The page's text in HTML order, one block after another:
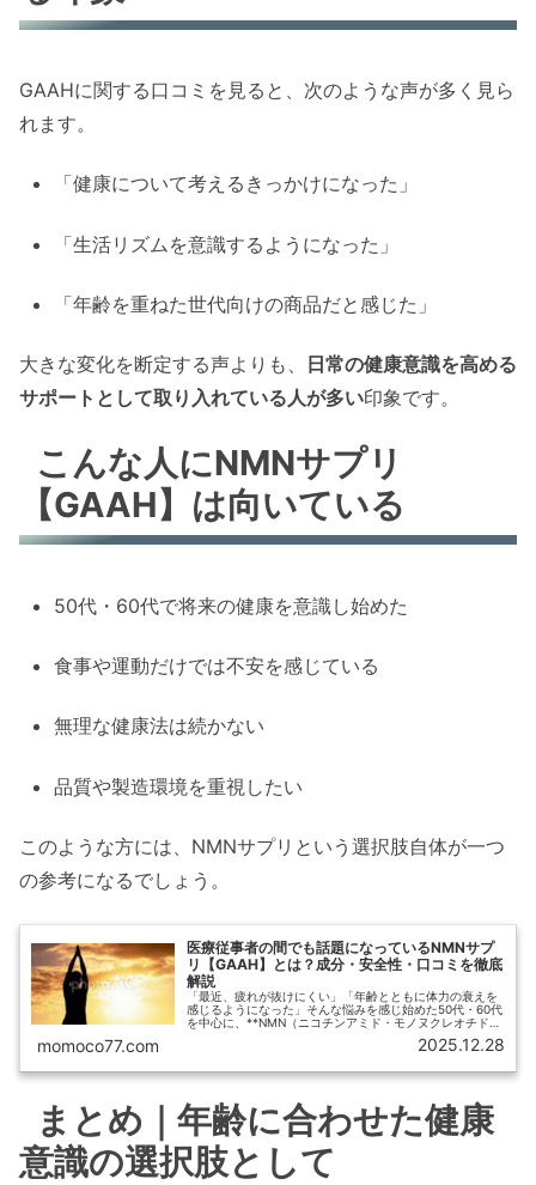
GAAHに関する口コミを見ると、次のような声が多く見ら
れます。
「健康について考えるきっかけになった」
「生活リズムを意識するようになった」
「年齢を重ねた世代向けの商品だと感じた」
大きな変化を断定する声よりも、
日常の健康意識を高める
サポートとして取り入れている人が多い印象です。
こんな人にNMNサプリ
【GAAH】は向いている
50代・60代で将来の健康を意識し始めた
食事や運動だけでは不安を感じている
無理な健康法は続かない
品質や製造環境を重視したい
このような方には、NMNサプリという選択肢自体が一つ
の参考になるでしょう。
医療従事者の間でも話題になっているNMNサプ
リ【GAAH】とは？成分・安全性・口コミを徹底
解説
「最近、疲れが抜けにくい」「年齢とともに体力の衰えを
感じるようになった」そんな悩みを感じ始めた50代・60代
を中心に、**NMN（ニコチンアミド・モノヌクレオチド）
**が注目されています。中でも近年、**医療従事者の間で
momoco77.com 2025.12.28
まとめ｜年齢に合わせた健康
意識の選択肢として